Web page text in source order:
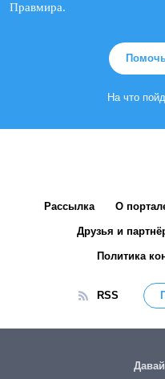
Правмира.
На что
Рассылка О
Друзья и
Политика
RSS